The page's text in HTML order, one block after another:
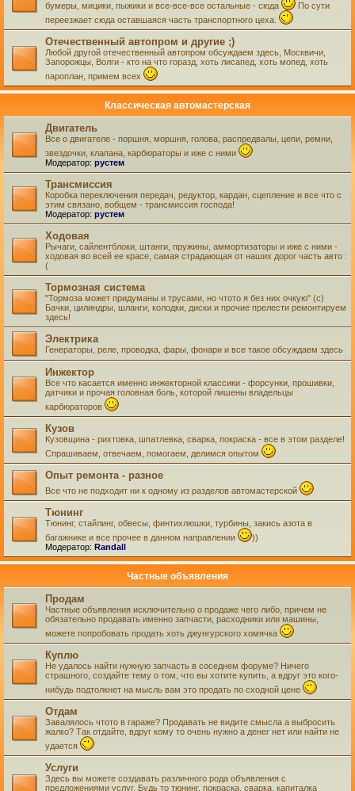
бумеры, мицики, пыжики и все-все-все остальные - сюда
По сути
переезжает сюда оставшаяся часть транспортного цеха.
Отечественный автопром и другие ;)
Любой другой отечественный автопром обсуждаем здесь, Москвичи,
Запорожцы, Волги - кто на что горазд, хоть лисапед, хоть мопед, хоть
пароплан, примем всех
Классическая автомастерская
Двигатель
Все о двигателе - поршня, моршня, голова, распредвалы, цепи, ремни,
звездочки, клапана, карбюраторы и иже с ними
Модератор: рустем
Трансмиссия
Коробка переключения передач, редуктор, кардан, сцепление и все что с
этим связано, вобщем - трансмиссия господа!
Модератор: рустем
Ходовая
Рычаги, сайлентблоки, штанги, пружины, аммортизаторы и иже с ними -
ходовая во всей ее красе, самая страдающая от наших дорог часть авто :
(
Тормозная система
"Тормоза может придуманы и трусами, но чтото я без них очкую" (с)
Бачки, цилиндры, шланги, колодки, диски и прочие прелести ремонтируем
здесь!
Электрика
Генераторы, реле, проводка, фары, фонари и все такое обсуждаем здесь
Инжектор
Все что касается именно инжекторной классики - форсунки, прошивки,
датчики и прочая головная боль, которой лишены владельцы
карбюраторов
Кузов
Кузовщина - рихтовка, шпатлевка, сварка, покраска - все в этом разделе!
Спрашиваем, отвечаем, помогаем, делимся опытом
Опыт ремонта - разное
Все что не подходит ни к одному из разделов автомастерской
Тюнинг
Тюнинг, стайлинг, обвесы, финтихлюшки, турбины, закись азота в
багажнике и все прочее в данном направлении
))
Модератор: Randall
Частные объявления
Продам
Частные объявления исключительно о продаже чего либо, причем не
обязательно продавать именно запчасти, расходники или машины,
можете попробовать продать хоть джунгурского хомячка
Куплю
Не удалось найти нужную запчасть в соседнем форуме? Ничего
страшного, создайте тему о том, что вы хотите купить, а вдруг это кого-
нибудь подтолкнет на мысль вам это продать по сходной цене
Отдам
Завалялось чтото в гараже? Продавать не видите смысла а выбросить
жалко? Так отдайте, вдруг кому то очень нужно а денег нет или найти не
удается
Услуги
Здесь вы можете создавать различного рода объявления с
предложениями услуг. Будь то тюнинг, покраска, сварка, капиталка